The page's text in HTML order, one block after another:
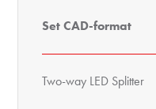
Set CAD-format
Two-way LED Splitter